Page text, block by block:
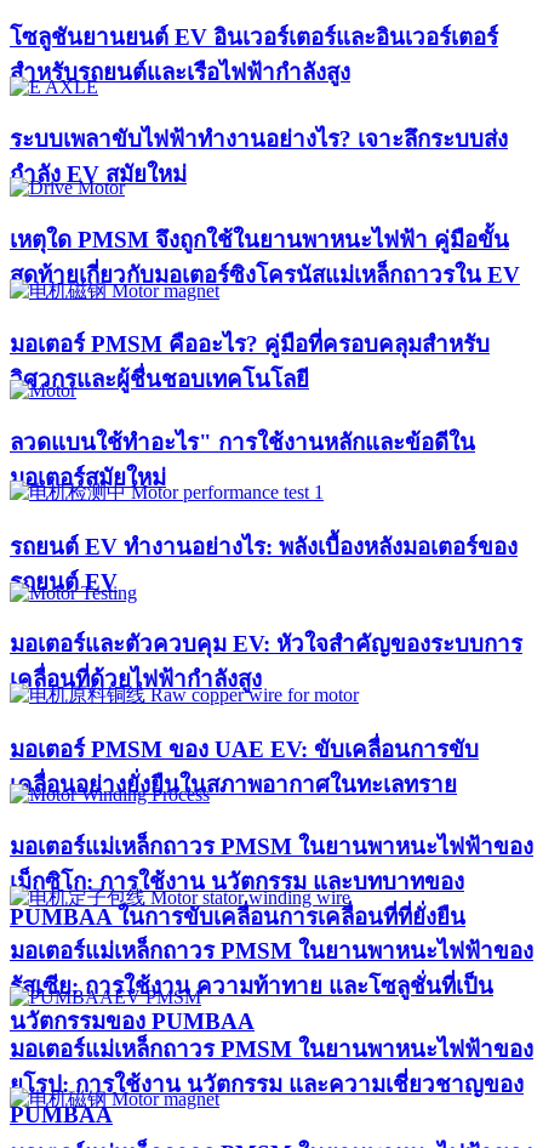
โซลูชันยานยนต์ EV อินเวอร์เตอร์และอินเวอร์เตอร์
สำหรับรถยนต์และเรือไฟฟ้ากำลังสูง
ระบบเพลาขับไฟฟ้าทำงานอย่างไร? เจาะลึกระบบส่ง
กำลัง EV สมัยใหม่
เหตุใด PMSM จึงถูกใช้ในยานพาหนะไฟฟ้า คู่มือขั้น
สุดท้ายเกี่ยวกับมอเตอร์ซิงโครนัสแม่เหล็กถาวรใน EV
มอเตอร์ PMSM คืออะไร? คู่มือที่ครอบคลุมสำหรับ
วิศวกรและผู้ชื่นชอบเทคโนโลยี
ลวดแบนใช้ทำอะไร" การใช้งานหลักและข้อดีใน
มอเตอร์สมัยใหม่
รถยนต์ EV ทำงานอย่างไร: พลังเบื้องหลังมอเตอร์ของ
รถยนต์ EV
มอเตอร์และตัวควบคุม EV: หัวใจสำคัญของระบบการ
เคลื่อนที่ด้วยไฟฟ้ากำลังสูง
มอเตอร์ PMSM ของ UAE EV: ขับเคลื่อนการขับ
เคลื่อนอย่างยั่งยืนในสภาพอากาศในทะเลทราย
มอเตอร์แม่เหล็กถาวร PMSM ในยานพาหนะไฟฟ้าของ
เม็กซิโก: การใช้งาน นวัตกรรม และบทบาทของ
PUMBAA ในการขับเคลื่อนการเคลื่อนที่ที่ยั่งยืน
มอเตอร์แม่เหล็กถาวร PMSM ในยานพาหนะไฟฟ้าของ
รัสเซีย: การใช้งาน ความท้าทาย และโซลูชั่นที่เป็น
นวัตกรรมของ PUMBAA
มอเตอร์แม่เหล็กถาวร PMSM ในยานพาหนะไฟฟ้าของ
ยุโรป: การใช้งาน นวัตกรรม และความเชี่ยวชาญของ
PUMBAA